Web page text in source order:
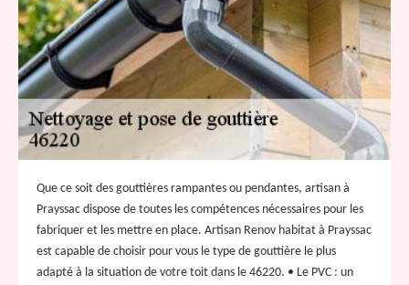
Que ce soit des gouttières rampantes ou pendantes, artisan à
Prayssac dispose de toutes les compétences nécessaires pour les
fabriquer et les mettre en place. Artisan Renov habitat à Prayssac
est capable de choisir pour vous le type de gouttière le plus
adapté à la situation de votre toit dans le 46220. • Le PVC : un